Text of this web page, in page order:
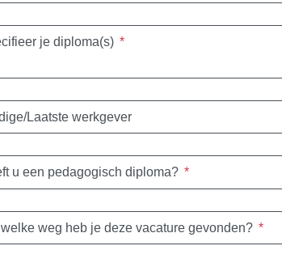
je diploma(s) *
Laatste werkgever
u een pedagogisch diploma? *
weg heb je deze vacature gevonden? *